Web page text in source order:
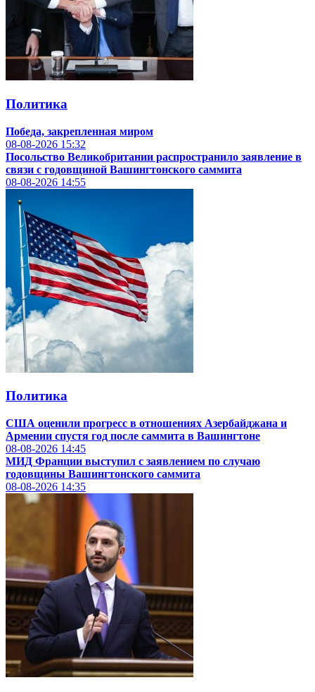
Политика
Победа, закрепленная миром
08-08-2026 15:32
Посольство Великобритании распространило заявление в
связи с годовщиной Вашингтонского саммита
08-08-2026 14:55
Политика
США оценили прогресс в отношениях Азербайджана и
Армении спустя год после саммита в Вашингтоне
08-08-2026 14:45
МИД Франции выступил с заявлением по случаю
годовщины Вашингтонского саммита
08-08-2026 14:35